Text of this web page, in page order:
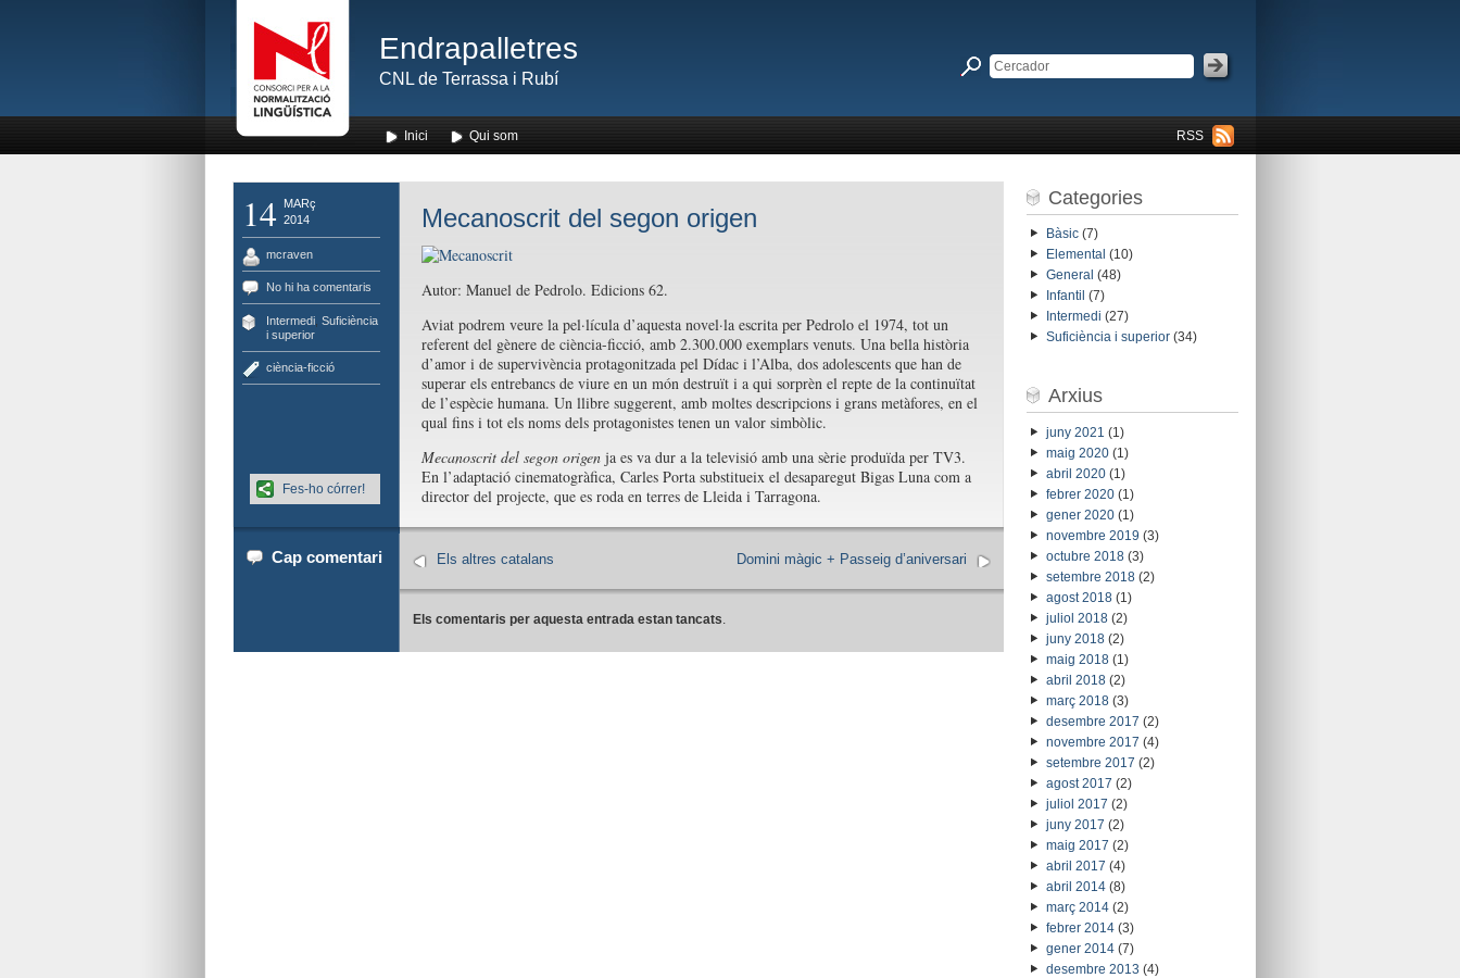
Endrapalletres
CNL de Terrassa i Rubí
RSS
Inici Qui som
14
MARç
2014
mcraven
No hi ha comentaris
Intermedi, Suficiència
i superior
ciència-ficció
Mecanoscrit del segon origen
Autor: Manuel de Pedrolo. Edicions 62.
Aviat podrem veure la pel·lícula d’aquesta novel·la escrita per Pedrolo el 1974, tot un
referent del gènere de ciència-ficció, amb 2.300.000 exemplars venuts. Una bella història
d’amor i de supervivència protagonitzada pel Dídac i l’Alba, dos adolescents que han de
superar els entrebancs de viure en un món destruït i a qui sorprèn el repte de la continuïtat
de l’espècie humana. Un llibre suggerent, amb moltes descripcions i grans metàfores, en el
qual fins i tot els noms dels protagonistes tenen un valor simbòlic.
Mecanoscrit del segon origenja es va dur a la televisió amb una sèrie produïda per TV3.
En l’adaptació cinematogràfica, Carles Porta substitueix el desaparegut Bigas Luna com a
director del projecte, que es roda en terres de Lleida i Tarragona.
Fes-ho córrer!
Cap comentari Domini màgic + Passeig d’aniversari
Els altres catalans
Els comentaris per aquesta entrada estan tancats.
Categories
Bàsic(7)
Elemental (10)
General (48)
Infantil (7)
Intermedi (27)
Suficiència i superior(34)
Arxius
juny 2021 (1)
maig 2020(1)
abril 2020(1)
febrer 2020(1)
gener 2020(1)
novembre 2019 (3)
octubre 2018(3)
setembre 2018(2)
agost 2018(1)
juliol 2018(2)
juny 2018(2)
maig 2018(1)
abril 2018(2)
març 2018(3)
desembre 2017 (2)
novembre 2017 (4)
setembre 2017 (2)
agost 2017 (2)
juliol 2017 (2)
juny 2017 (2)
maig 2017 (2)
abril 2017 (4)
abril 2014(8)
març 2014(2)
febrer 2014(3)
gener 2014(7)
desembre 2013 (4)